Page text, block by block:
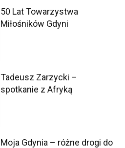
50 Lat Towarzystwa
Miłośników Gdyni
Tadeusz Zarzycki –
spotkanie z Afryką
Moja Gdynia – różne drogi do